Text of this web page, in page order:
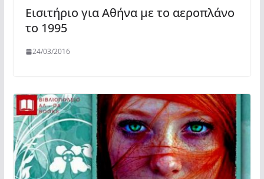
Εισιτήριο για Αθήνα με το αεροπλάνο
το 1995
24/03/2016